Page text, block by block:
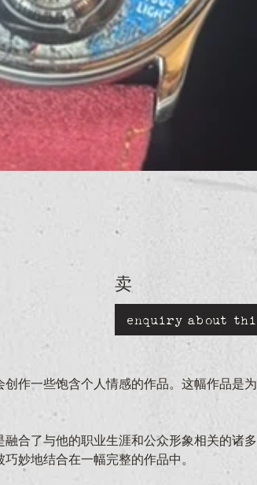
卖
enquiry about
作一些饱含个人情感的作品。这幅作品是
合了与他的职业生涯和公众形象相关的诸
妙地结合在一幅完整的作品中。